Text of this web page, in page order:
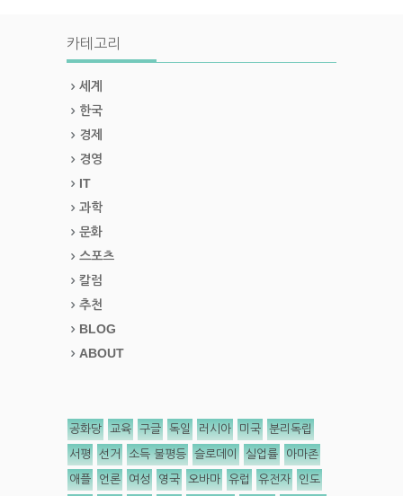
카테고리
세계
한국
경제
경영
IT
과학
문화
스포츠
칼럼
추천
BLOG
ABOUT
공화당 교육 구글 독일 러시아 미국 분리독립
서평 선거 소득 불평등 슬로데이 실업률 아마존
애플 언론 여성 영국 오바마 유럽 유전자 인도